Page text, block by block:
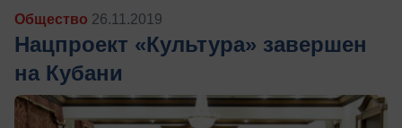
Общество 26.11.2019
Нацпроект «Культура» завершен
на Кубани